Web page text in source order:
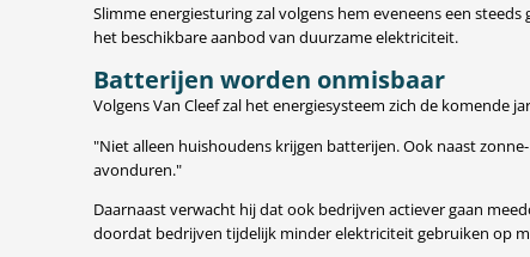
Slimme energiesturing zal volgens hem eveneens een
het beschikbare aanbod van duurzame elektriciteit.
Batterijen worden onmisbaar
Volgens Van Cleef zal het energiesysteem zich de komende
"Niet alleen huishoudens krijgen batterijen. Ook naast
avonduren."
Daarnaast verwacht hij dat ook bedrijven actiever gaan
doordat bedrijven tijdelijk minder elektriciteit gebruiken op